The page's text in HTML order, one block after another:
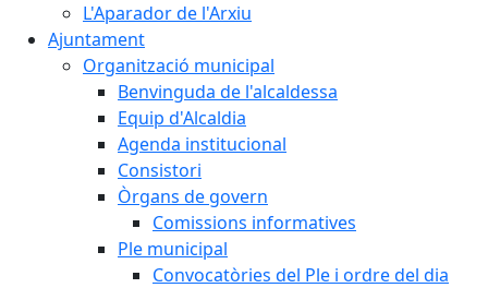
L'Aparador de l'Arxiu
Ajuntament
Organització municipal
Benvinguda de l'alcaldessa
Equip d'Alcaldia
Agenda institucional
Consistori
Òrgans de govern
Comissions informatives
Ple municipal
Convocatòries del Ple i ordre del dia